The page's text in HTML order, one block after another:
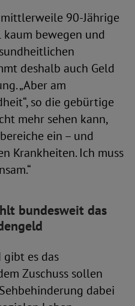
90-Jährige
bewegen und
deshalb auch Geld
„Aber am
so die gebürtige
mehr sehen kann,
ein – und
Krankheiten. Ich muss
bundesweit das
gibt es das
Zuschuss sollen
dabei